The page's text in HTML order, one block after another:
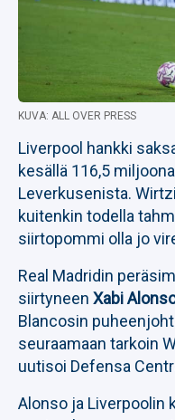
KUVA: ALL OVER PRESS
Liverpool hankki
kesällä 116,5
Leverkusenista.
kuitenkin todella
siirtopommi olla jo
Real Madridin
siirtyneen Xabi
Blancosin
seuraamaan tarkoin
uutisoi Defensa
Alonso ja Liverpoolin